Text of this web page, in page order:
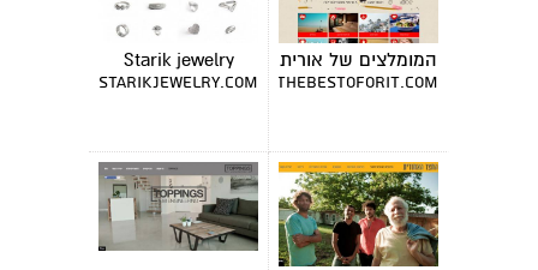
המומלצים של אורית
thebestoforit.com
Starik jewelry
starikjewelry.com